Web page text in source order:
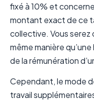
fixé à 10% et
montant exact de ce
collective. Vous serez
même manière
de la rémunération
Cependant, le mode
travail